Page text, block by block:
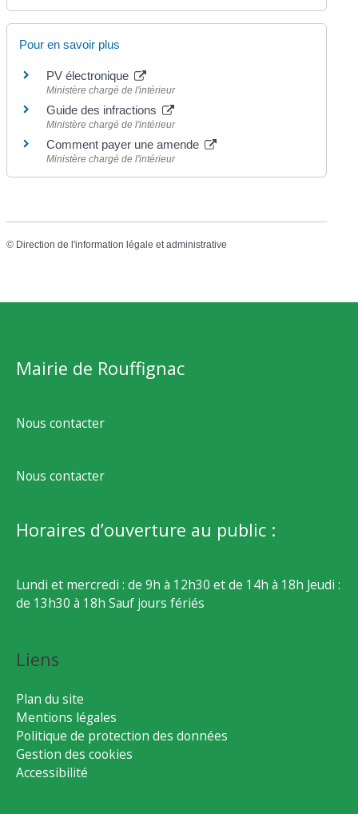
Pour en savoir plus
PV électronique
Ministère chargé de l'intérieur
Guide des infractions
Ministère chargé de l'intérieur
Comment payer une amende
Ministère chargé de l'intérieur
© Direction de l'information légale et administrative
Mairie de Rouffignac
Nous contacter
Nous contacter
Horaires d’ouverture au public :
Lundi et mercredi : de 9h à 12h30 et de 14h à 18h Jeudi :
de 13h30 à 18h Sauf jours fériés
Liens
Plan du site
Mentions légales
Politique de protection des données
Gestion des cookies
Accessibilité